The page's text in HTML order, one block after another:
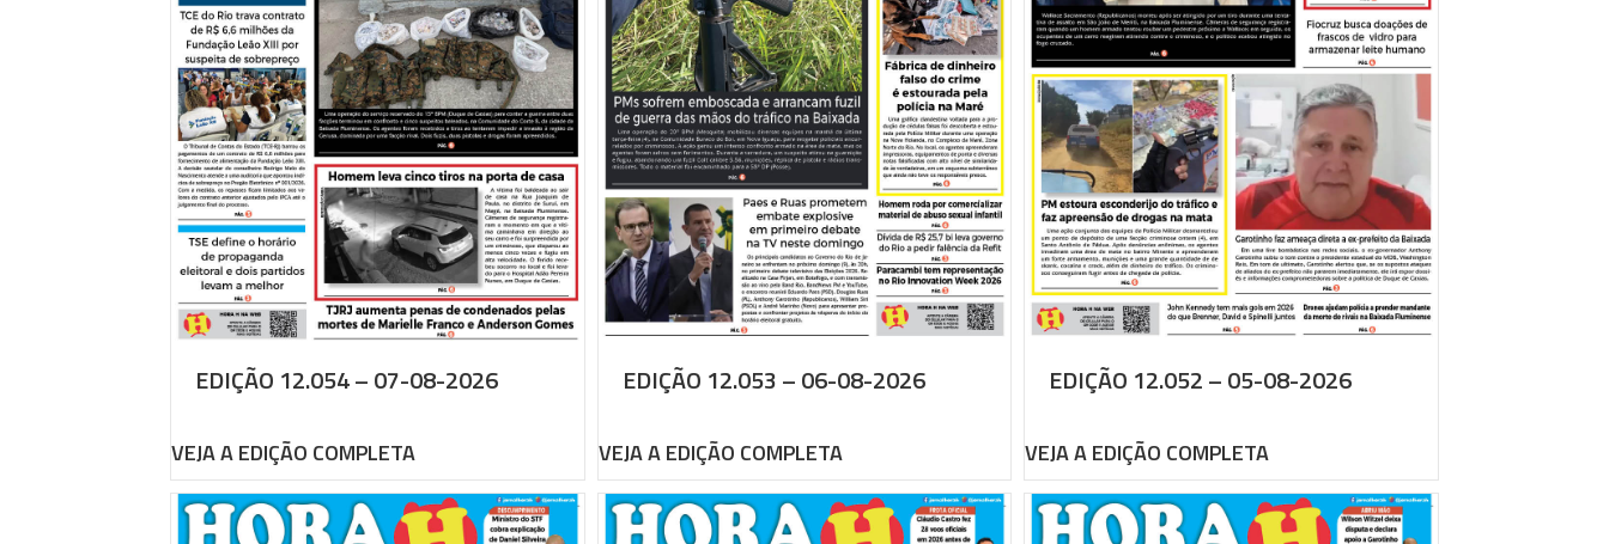
EDIÇÃO 12.054 – 07-08-2026
VEJA A EDIÇÃO COMPLETA
EDIÇÃO 12.053 – 06-08-2026
VEJA A EDIÇÃO COMPLETA
EDIÇÃO 12.052 – 05-08-2026
VEJA A EDIÇÃO COMPLETA